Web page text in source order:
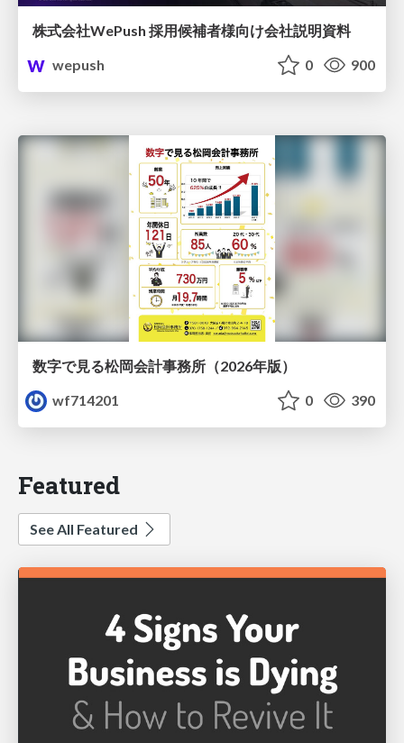
株式会社WePush 採用候補者様向け会社説明資料
wepush
0 900
数字で見る松岡会計事務所（2026年版）
wf714201
0 390
Featured
See All Featured